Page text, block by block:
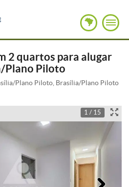
2 quartos para alugar
Plano Piloto
Plano Piloto, Brasília/Plano Piloto
1 / 15